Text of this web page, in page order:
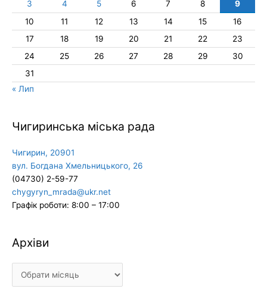
3
4 5 6 7 8
9
10
11 12 13 14 15
16
17
18 19 20 21 22
23
24
25 26 27 28 29
30
31
« Лип
Чигиринська міська рада
Чигирин, 20901
вул. Богдана Хмельницького, 26
(04730) 2-59-77
chygyryn_mrada@ukr.net
Графік роботи: 8:00 – 17:00
Архіви
Архіви